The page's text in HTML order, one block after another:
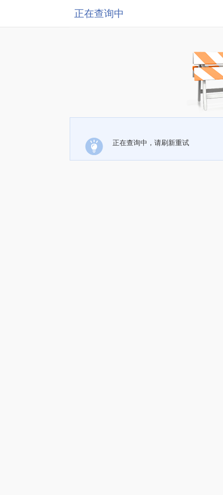
正在查询中
正在查询中，请刷新重试